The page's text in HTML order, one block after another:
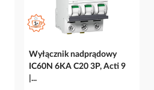
Wyłącznik nadprądowy
IC60N 6KA C20 3P, Acti 9
|...